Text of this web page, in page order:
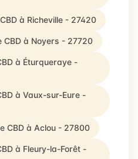
à Richeville - 27420
à Noyers - 27720
à Éturqueraye -
à Vaux-sur-Eure -
CBD à Aclou - 27800
à Fleury-la-Forêt -